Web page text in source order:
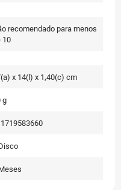
recomendado para menos
10
x 14(l) x 1,40(c) cm
g